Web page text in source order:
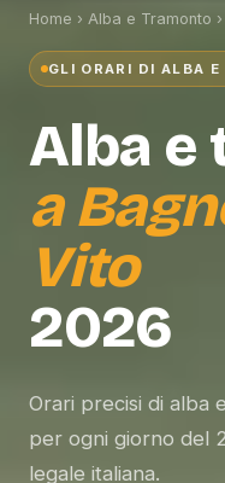
Home › Alba e Tramonto ›
GLI ORARI DI ALBA
Alba e
a
Vito
2026
Orari precisi di alba
per ogni giorno del
legale italiana.